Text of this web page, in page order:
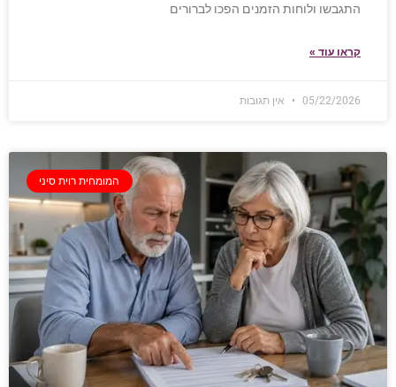
התגבשו ולוחות הזמנים הפכו לברורים
קראו עוד »
05/22/2026 אין תגובות
המומחית רוית סיני